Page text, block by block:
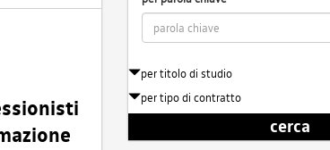
per titolo di studio
per tipo di contratto
cerca